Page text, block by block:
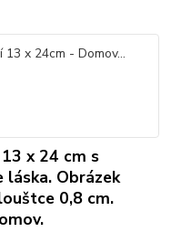
x 24 cm s
láska. Obrázek
0,8 cm.